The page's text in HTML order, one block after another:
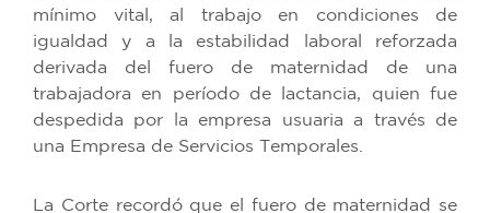
mínimo vital, al trabajo en condiciones de
igualdad y a la estabilidad laboral reforzada
derivada del fuero de maternidad de una
trabajadora en período de lactancia, quien fue
despedida por la empresa usuaria a través de
una Empresa de Servicios Temporales.
La Corte recordó que el fuero de maternidad se